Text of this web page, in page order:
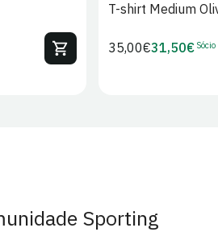
T-shirt Medium
Preço
35,00€Preço
31,50€ Sócio
Sporting